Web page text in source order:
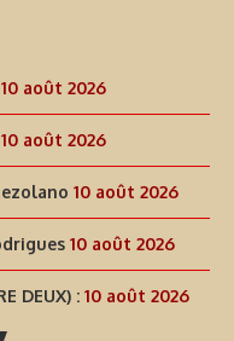
10 août 2026
10 août 2026
10 août 2026
10 août 2026
DEUX) : 10 août 2026